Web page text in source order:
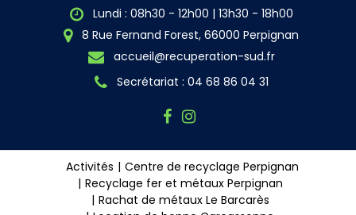
Lundi : 08h30 - 12h00 | 13h30 - 18h00
8 Rue Fernand Forest, 66000 Perpignan
accueil@recuperation-sud.fr
Secrétariat : 04 68 86 04 31
Activités
Centre de recyclage Perpignan
Recyclage fer et métaux Perpignan
Rachat de métaux Le Barcarès